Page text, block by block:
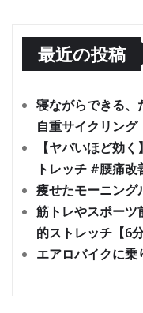
最近の投稿
寝ながらできる、
自重サイクリング
【ヤバいほど効
トレッチ #腰痛
痩せたモーニング
筋トレやスポーツ
的ストレッチ【6分
エアロバイクに